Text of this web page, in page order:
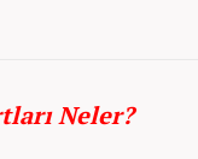
Neler?